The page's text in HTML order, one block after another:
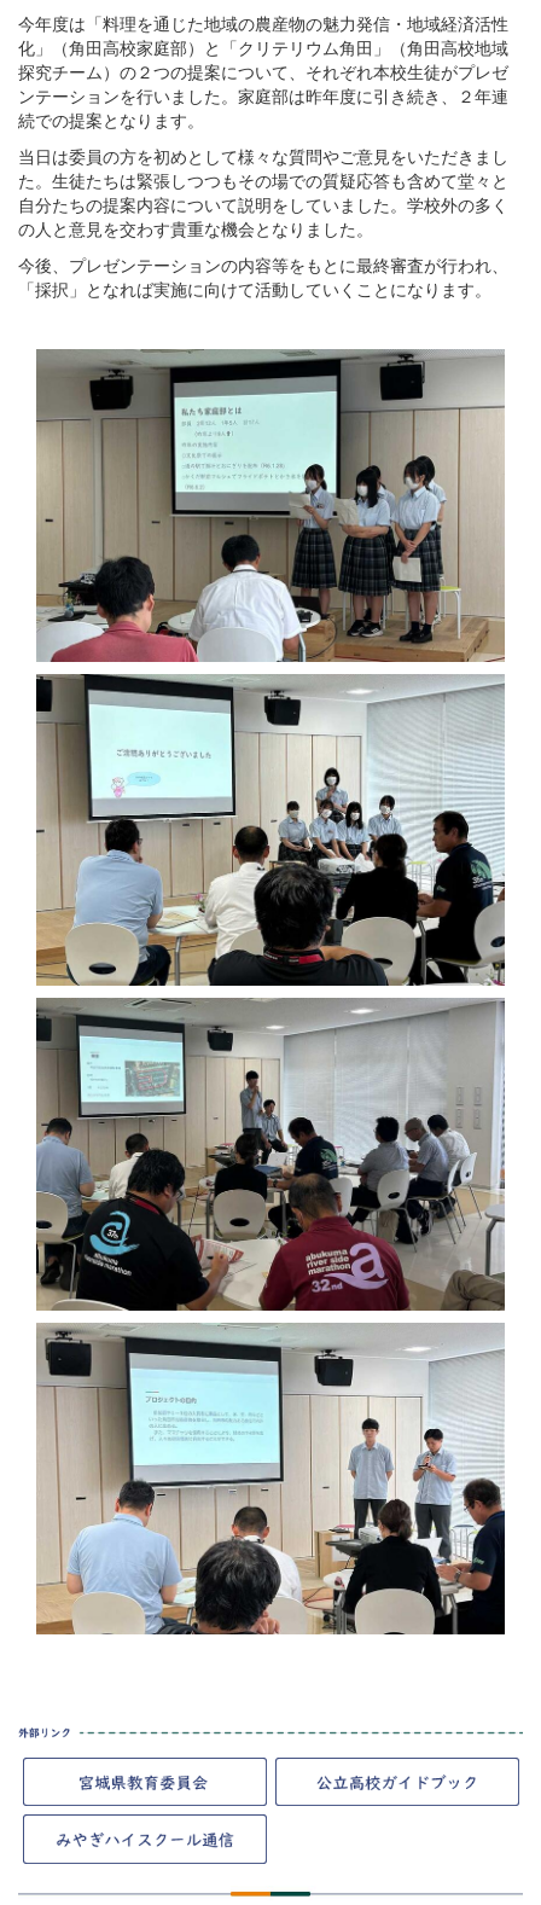
今年度は「料理を通じた地域の農産物の魅力発信・地域経済活性
化」（角田高校家庭部）と「クリテリウム角田」（角田高校地域
探究チーム）の２つの提案について、それぞれ本校生徒がプレゼ
ンテーションを行いました。家庭部は昨年度に引き続き、２年連
続での提案となります。
当日は委員の方を初めとして様々な質問やご意見をいただきまし
た。生徒たちは緊張しつつもその場での質疑応答も含めて堂々と
自分たちの提案内容について説明をしていました。学校外の多く
の人と意見を交わす貴重な機会となりました。
今後、プレゼンテーションの内容等をもとに最終審査が行われ、
「採択」となれば実施に向けて活動していくことになります。